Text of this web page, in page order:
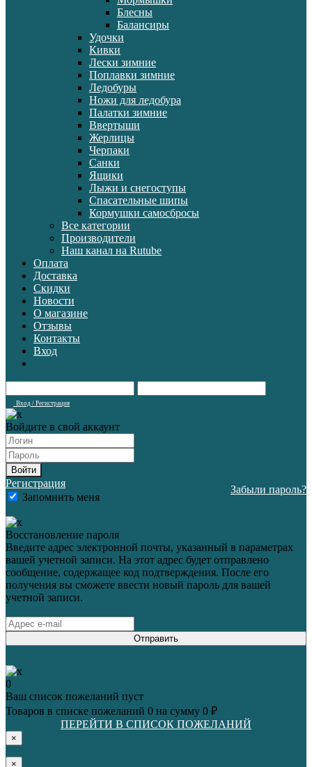
Блесны
Балансиры
Удочки
Кивки
Лески зимние
Поплавки зимние
Ледобуры
Ножи для ледобура
Палатки зимние
Ввертыши
Жерлицы
Черпаки
Санки
Ящики
Лыжи и снегоступы
Спасательные шипы
Кормушки самосбросы
Все категории
Производители
Наш канал на Rutube
Оплата
Доставка
Скидки
Новости
О магазине
Отзывы
Контакты
Вход
Вход / Регистрация
Войдите в свой аккаунт
Войти
Регистрация
Запомнить меня
Забыли пароль?
Восстановление пароля
Введите адрес электронной почты, указанный в параметрах
вашей учетной записи. На этот адрес будет отправлено
сообщение, содержащее код подтверждения. После его
получения вы сможете ввести новый пароль для вашей
учетной записи.
Отправить
0
Ваш список пожеланий пуст
Товаров в списке пожеланий 0 на сумму 0 ₽
ПЕРЕЙТИ В СПИСОК ПОЖЕЛАНИЙ
×
×